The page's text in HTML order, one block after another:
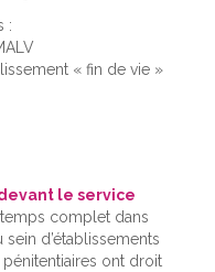
:
« fin de vie »
le service
complet dans
d’établissements
ont droit